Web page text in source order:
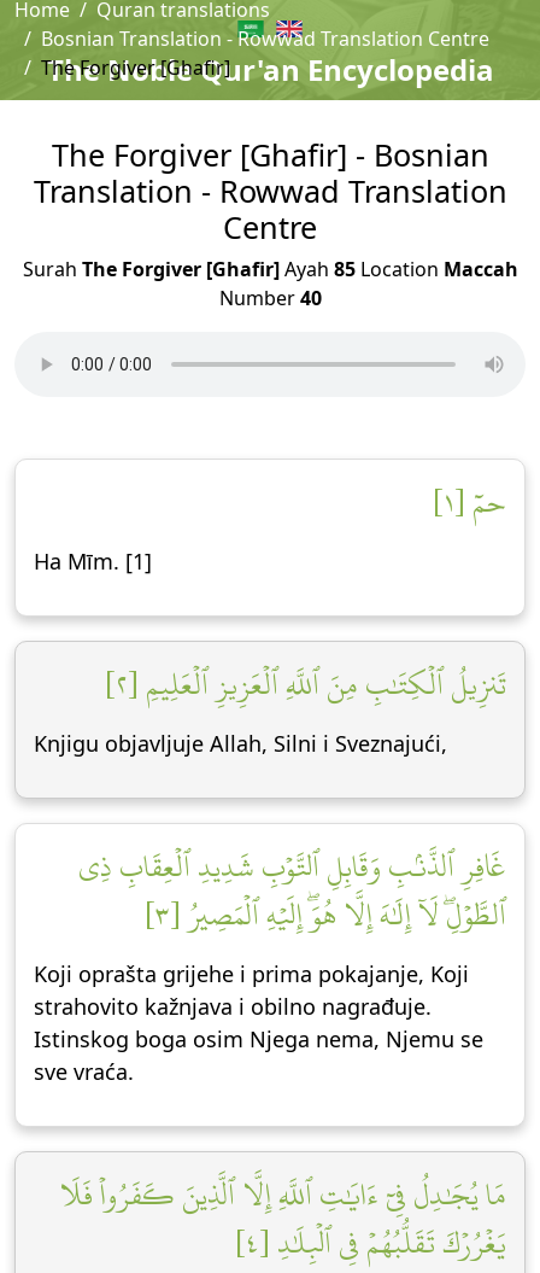
The Noble Qur'an Encyclopedia
Home
Quran translations
Bosnian Translation - Rowwad Translation Centre
The Forgiver [Ghafir]
The Forgiver [Ghafir] - Bosnian
Translation - Rowwad Translation
Centre
Surah The Forgiver [Ghafir]Ayah 85Location Maccah
Number40
حمٓ [١]
Ha Mīm. [1]
تَنزِيلُ ٱلۡكِتَٰبِ مِنَ ٱللَّهِ ٱلۡعَزِيزِ ٱلۡعَلِيمِ [٢]
Knjigu objavljuje Allah, Silni i Sveznajući,
غَافِرِ ٱلذَّنۢبِ وَقَابِلِ ٱلتَّوۡبِ شَدِيدِ ٱلۡعِقَابِ ذِي
ٱلطَّوۡلِۖ لَآ إِلَٰهَ إِلَّا هُوَۖ إِلَيۡهِ ٱلۡمَصِيرُ [٣]
Koji oprašta grijehe i prima pokajanje, Koji
strahovito kažnjava i obilno nagrađuje.
Istinskog boga osim Njega nema, Njemu se
sve vraća.
مَا يُجَٰدِلُ فِيٓ ءَايَٰتِ ٱللَّهِ إِلَّا ٱلَّذِينَ كَفَرُواْ فَلَا
يَغۡرُرۡكَ تَقَلُّبُهُمۡ فِي ٱلۡبِلَٰدِ [٤]